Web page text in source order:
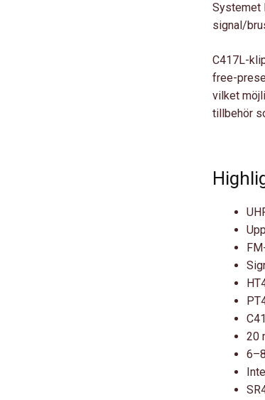
Systemet
signal/
C417L-
free-
vilket
tillbehör
20